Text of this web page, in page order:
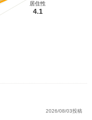
居住性
4.1
2026/08/03投稿